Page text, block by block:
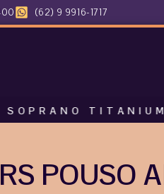
(62) 9 9916-1717
TITANIUM •
POUSO